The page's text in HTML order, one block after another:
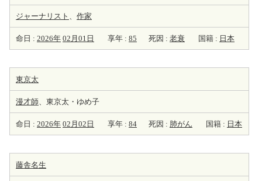
ジャーナリスト 、 作家
命日 : 2026年 02月01日 享年 : 85 死因 : 老衰 国籍 : 日本
東京太
漫才師、東京太・ゆめ子
命日 : 2026年 02月02日 享年 : 84 死因 : 肺がん 国籍 : 日本
藤舎名生